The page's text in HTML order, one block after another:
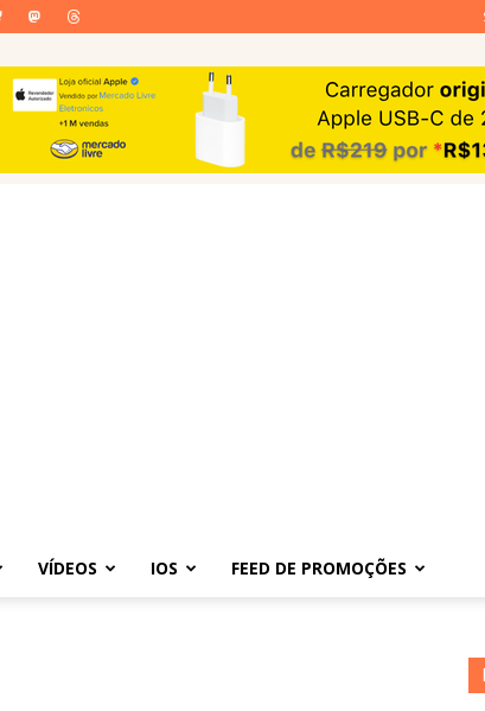
VÍDEOS IOS FEED DE PROMOÇÕES